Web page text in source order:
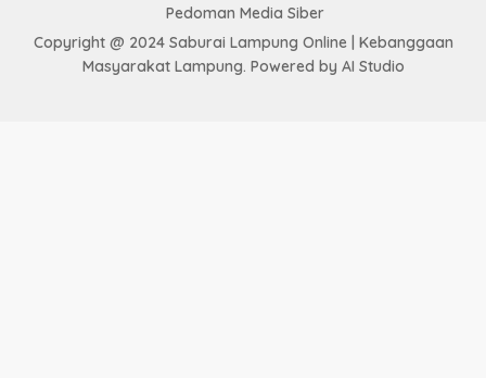
Pedoman Media Siber
Copyright @ 2024 Saburai Lampung Online | Kebanggaan
Masyarakat Lampung. Powered by AI Studio